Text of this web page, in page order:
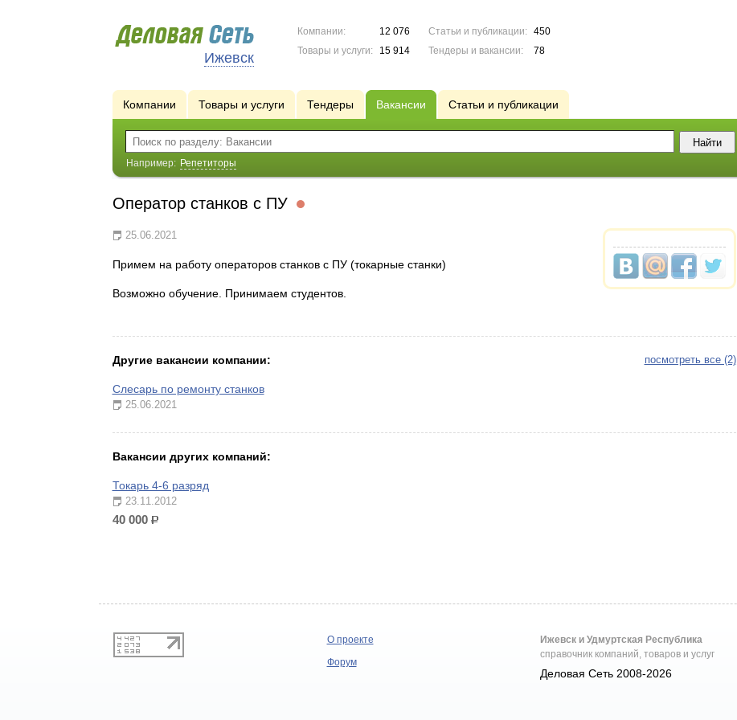
Ижевск
Компании:
12 076
Товары и услуги:
15 914
Статьи и публикации:
450
Тендеры и вакансии:
78
Компании Товары и услуги Тендеры Вакансии Статьи и публикации
Например: Репетиторы
Оператор станков с ПУ
25.06.2021
Примем на работу операторов станков с ПУ (токарные станки)
Возможно обучение. Принимаем студентов.
посмотреть все (2)
Другие вакансии компании:
Слесарь по ремонту станков
25.06.2021
Вакансии других компаний:
Токарь 4-6 разряд
23.11.2012
40 000 р.
О проекте
Форум
Ижевск и Удмуртская Республика
справочник компаний, товаров и услуг
Деловая Сеть 2008-2026